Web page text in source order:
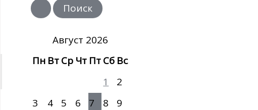
и
с
Август 2026
Пн ВтСр Чт ПтСб Вс
1
2
3
4 5 6 7 8
9